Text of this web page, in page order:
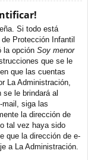
Si todo está
Protección Infantil
la opción Soy menor
que se le
que las cuentas
La Administración,
le brindará al
mail, siga las
la dirección de
tal vez haya sido
que la dirección de e-
a La Administración.